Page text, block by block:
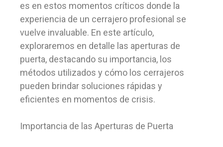
es en estos momentos críticos donde la
experiencia de un cerrajero profesional se
vuelve invaluable. En este artículo,
exploraremos en detalle las aperturas de
puerta, destacando su importancia, los
métodos utilizados y cómo los cerrajeros
pueden brindar soluciones rápidas y
eficientes en momentos de crisis.
Importancia de las Aperturas de Puerta